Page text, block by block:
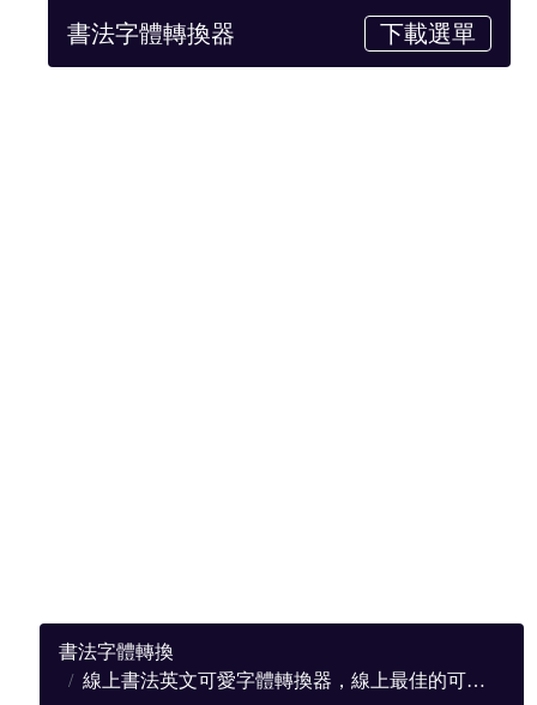
書法字體轉換器 下載選單
書法字體轉換
線上書法英文可愛字體轉換器，線上最佳的可愛轉換網站